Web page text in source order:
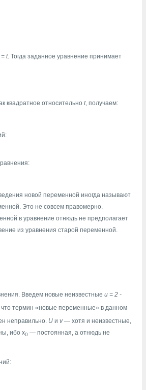
t. Тогда заданное уравнение принимает
квадратное относительно t, получаем:
новой переменной иногда называют
Это не совсем правомерно.
в уравнение отнюдь не предполагает
из уравнения старой переменной.
Введем новые неизвестные u = 2 -
что термин «новые переменные» в данном
неправильно. U и v— хотя и неизвестные,
ибо х0 — постоянная, а отнюдь не